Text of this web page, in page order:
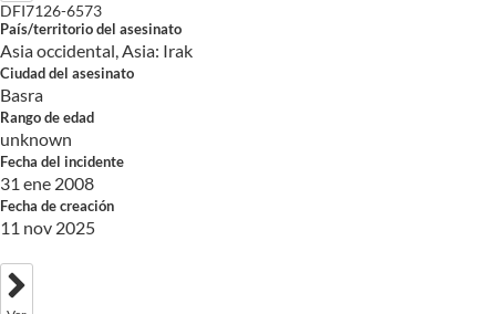
DFI7126-6573
País/territorio del asesinato
Asia occidental, Asia: Irak
Ciudad del asesinato
Basra
Rango de edad
unknown
Fecha del incidente
31 ene 2008
Fecha de creación
11 nov 2025